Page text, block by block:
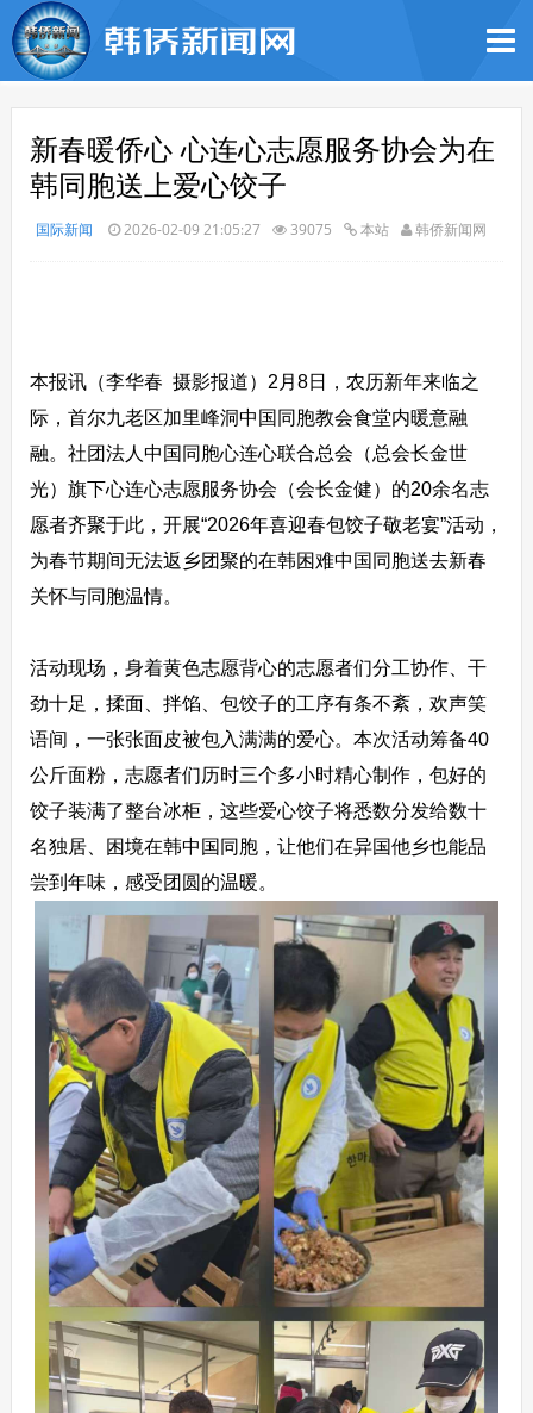
新春暖侨心 心连心志愿服务协会为在
韩同胞送上爱心饺子
国际新闻 2026-02-09 21:05:27 39075 本站 韩侨新闻网
本报讯（李华春 摄影报道）2月8日，农历新年来临之
际，首尔九老区加里峰洞中国同胞教会食堂内暖意融
融。社团法人中国同胞心连心联合总会（总会长金世
光）旗下心连心志愿服务协会（会长金健）的20余名志
愿者齐聚于此，开展“2026年喜迎春包饺子敬老宴”活动，
为春节期间无法返乡团聚的在韩困难中国同胞送去新春
关怀与同胞温情。
活动现场，身着黄色志愿背心的志愿者们分工协作、干
劲十足，揉面、拌馅、包饺子的工序有条不紊，欢声笑
语间，一张张面皮被包入满满的爱心。本次活动筹备40
公斤面粉，志愿者们历时三个多小时精心制作，包好的
饺子装满了整台冰柜，这些爱心饺子将悉数分发给数十
名独居、困境在韩中国同胞，让他们在异国他乡也能品
尝到年味，感受团圆的温暖。